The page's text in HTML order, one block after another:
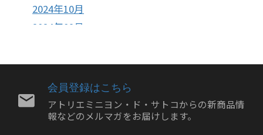
2024年10月
2024年09月
2024年07月
2024年06月
2024年05月
2024年04月
会員登録はこちら
アトリエミニヨン・ド・サトコからの新商品情
報などのメルマガをお届けします。